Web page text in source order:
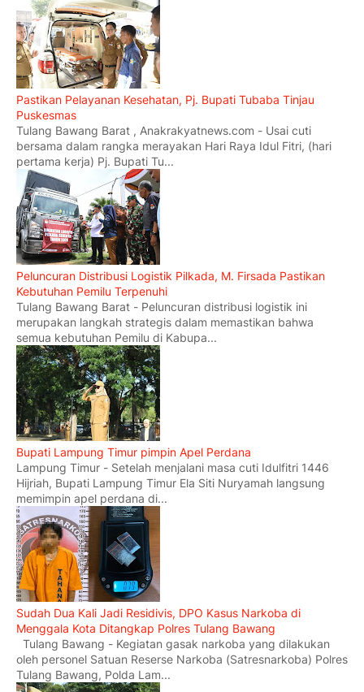
Pastikan Pelayanan Kesehatan, Pj. Bupati Tubaba Tinjau
Puskesmas
Tulang Bawang Barat , Anakrakyatnews.com - Usai cuti
bersama dalam rangka merayakan Hari Raya Idul Fitri, (hari
pertama kerja) Pj. Bupati Tu...
Peluncuran Distribusi Logistik Pilkada, M. Firsada Pastikan
Kebutuhan Pemilu Terpenuhi
Tulang Bawang Barat - Peluncuran distribusi logistik ini
merupakan langkah strategis dalam memastikan bahwa
semua kebutuhan Pemilu di Kabupa...
Bupati Lampung Timur pimpin Apel Perdana
Lampung Timur - Setelah menjalani masa cuti Idulfitri 1446
Hijriah, Bupati Lampung Timur Ela Siti Nuryamah langsung
memimpin apel perdana di...
Sudah Dua Kali Jadi Residivis, DPO Kasus Narkoba di
Menggala Kota Ditangkap Polres Tulang Bawang
Tulang Bawang - Kegiatan gasak narkoba yang dilakukan
oleh personel Satuan Reserse Narkoba (Satresnarkoba) Polres
Tulang Bawang, Polda Lam...